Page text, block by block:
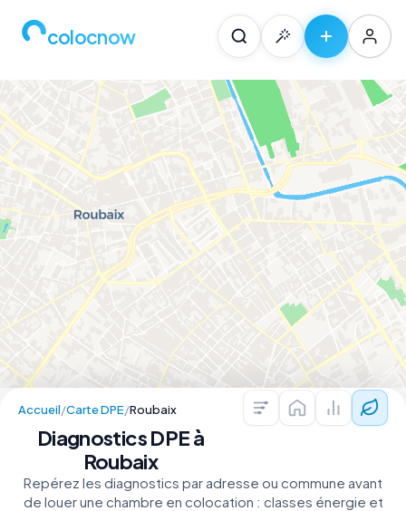
colocnow
Colocations —
Prix au
Accueil/Carte DPE/Roubaix
Diagnostics DPE à
Roubaix
Repérez les diagnostics par adresse ou commune avant
de louer une chambre en colocation : classes énergie et